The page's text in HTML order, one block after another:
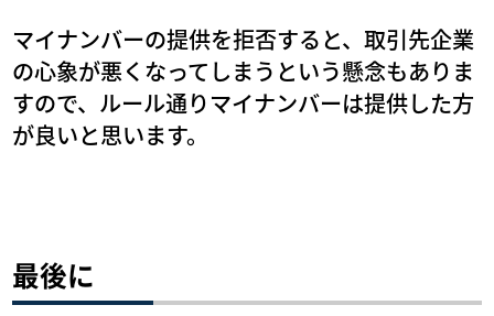
マイナンバーの提供を拒否すると、取引先企業
の心象が悪くなってしまうという懸念もありま
すので、ルール通りマイナンバーは提供した方
が良いと思います。
最後に